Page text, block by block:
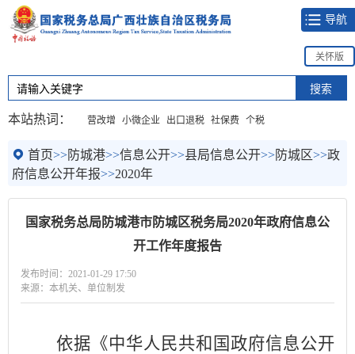
导航
关怀版
本站热词： 营改增 小微企业 出口退税 社保费 个税
首页>>防城港>>信息公开>>县局信息公开>>防城区>>政
府信息公开年报>>2020年
国家税务总局防城港市防城区税务局2020年政府信息公
开工作年度报告
发布时间：2021-01-29 17:50
来源：本机关、单位制发
依据《中华人民共和国政府信息公开